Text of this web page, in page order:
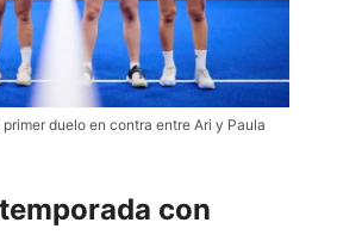
duelo en contra entre Ari y Paula
con